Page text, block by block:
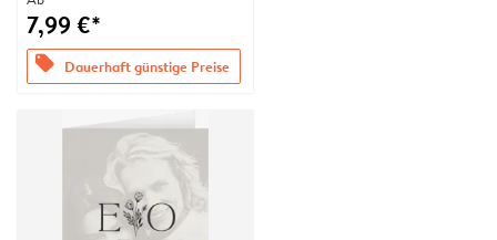
7,99 €*
offers Dauerhaft günstige Preise